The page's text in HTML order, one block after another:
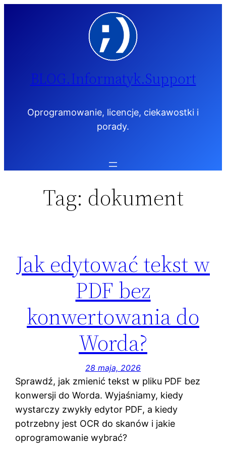
BLOG.Informatyk.Support
Oprogramowanie, licencje, ciekawostki i
porady.
Tag: dokument
Jak edytować tekst w
PDF bez
konwertowania do
Worda?
28 maja, 2026
Sprawdź, jak zmienić tekst w pliku PDF bez
konwersji do Worda. Wyjaśniamy, kiedy
wystarczy zwykły edytor PDF, a kiedy
potrzebny jest OCR do skanów i jakie
oprogramowanie wybrać?